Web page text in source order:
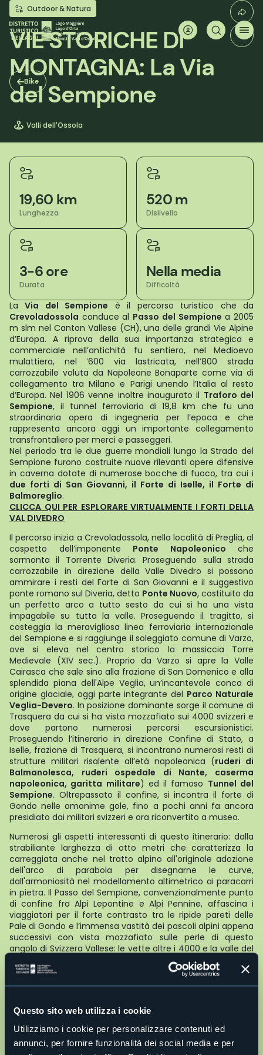
Questo sito web utilizza i cookie
Utilizziamo i cookie per personalizzare contenuti ed
annunci, per fornire funzionalità dei social media e per
Salta
contenuto
principale
Bike
Outdoor & Natura
VIE STORICHE DI
MONTAGNA: La Via
del Sempione
Valli dell'Ossola
19,60 km
Lunghezza
520 m
Dislivello
3-6 ore
Durata
Nella media
Difficoltà
LaVia del Sempione è il percorso turistico che da
Crevoladossola conduce al Passo del Sempione a 2005
m slm nel Canton Vallese (CH), una delle grandi Vie Alpine
d’Europa. A riprova della sua importanza strategica e
commerciale nell’antichità fu sentiero, nel Medioevo
mulattiera, nel ’600 via lastricata, nell’800 strada
carrozzabile voluta da Napoleone Bonaparte come via di
collegamento tra Milano e Parigi unendo l’Italia al resto
d’Europa. Nel 1906 venne inoltre inaugurato il Traforo del
Sempione, il tunnel ferroviario di 19,8 km che fu una
straordinaria opera di ingegneria per l’epoca e che
rappresenta ancora oggi un importante collegamento
transfrontaliero per merci e passeggeri.
Nel periodo tra le due guerre mondiali lungo la Strada del
Sempione furono costruite nuove rilevanti opere difensive
in caverna dotate di numerose bocche di fuoco, tra cui i
due forti di San Giovanni, il Forte di Iselle, il Forte di
Balmoreglio.
CLICCA QUI PER ESPLORARE VIRTUALMENTE I FORTI DELLA
VAL DIVEDRO
Il percorso inizia a Crevoladossola, nella località di Preglia, al
cospetto dell’imponente Ponte Napoleonico che
sormonta il Torrente Diveria. Proseguendo sulla strada
carrozzabile in direzione della Valle Divedro si possono
ammirare i resti del Forte di San Giovanni e il suggestivo
ponte romano sul Diveria, detto Ponte Nuovo, costituito da
un perfetto arco a tutto sesto da cui si ha una vista
impagabile su tutta la valle. Proseguendo il tragitto, si
costeggia la meravigliosa linea ferroviaria internazionale
del Sempione e si raggiunge il soleggiato comune di Varzo,
ove si eleva nel centro storico la massiccia Torre
Medievale (XIV sec.). Proprio da Varzo si apre la Valle
Cairasca che sale sino alla frazione di San Domenico e alla
splendida piana dell'Alpe Veglia, un’incantevole conca di
origine glaciale, oggi parte integrante del Parco Naturale
Veglia-Devero. In posizione dominante sorge il comune di
Trasquera da cui si ha vista mozzafiato sui 4000 svizzeri e
dove partono numerosi percorsi escursionistici.
Proseguendo l’itinerario in direzione Confine di Stato, a
Iselle, frazione di Trasquera, si incontrano numerosi resti di
strutture militari risalente all’età napoleonica (ruderi di
Balmanolesca, ruderi ospedale di Nante, caserma
napoleonica, garitta militare) ed il famoso Tunnel del
Sempione. Oltrepassato il confine, si incontra il forte di
Gondo nelle omonime gole, fino a pochi anni fa ancora
presidiato dai militari svizzeri e ora riconvertito a museo.
Numerosi gli aspetti interessanti di questo itinerario: dalla
strabiliante larghezza di otto metri che caratterizza la
carreggiata anche nel tratto alpino all'originale adozione
dell'arco di parabola per disegnarne le curve,
dall'armoniosità nel modellamento altimetrico ai paracarri
in pietra. Il Passo del Sempione, convenzionalmente punto
di confine fra Alpi Lepontine e Alpi Pennine, affascina i
viaggiatori per il forte contrasto tra le ripide pareti delle
Pale di Gondo e l’immensa vastità dei pascoli alpini appena
successivi con vista mozzafiato sulle perle di questo
angolo di Svizzera Vallese: le vette oltre i 4000 e la valle del
Rodano che si apre ampiamente più sotto, una volta giunti
al culmine del percorso (
21 km dal Confine di Stato –
bici da strada, in e-bike oppure a piedi lungo l’antica
Stockalper Valle Divedro
- consente la riscoperta ad un
ritmo lento delle numerose testimonianze storiche,
culturali e naturalistiche che questa importante strada